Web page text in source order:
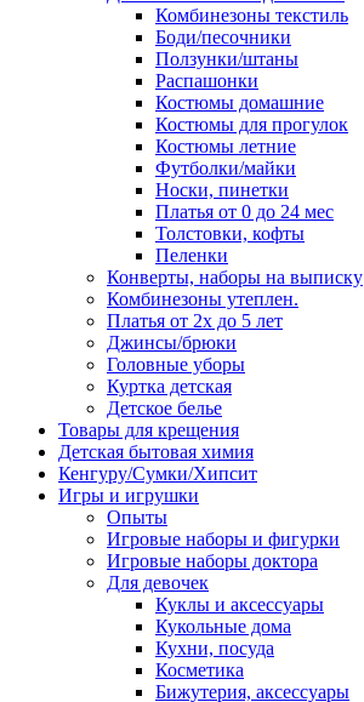
Комбинезоны текстиль
Боди/песочники
Ползунки/штаны
Распашонки
Костюмы домашние
Костюмы для прогулок
Костюмы летние
Футболки/майки
Носки, пинетки
Платья от 0 до 24 мес
Толстовки, кофты
Пеленки
Конверты, наборы на выписку
Комбинезоны утеплен.
Платья от 2х до 5 лет
Джинсы/брюки
Головные уборы
Куртка детская
Детское белье
Товары для крещения
Детская бытовая химия
Кенгуру/Сумки/Хипсит
Игры и игрушки
Опыты
Игровые наборы и фигурки
Игровые наборы доктора
Для девочек
Куклы и аксессуары
Кукольные дома
Кухни, посуда
Косметика
Бижутерия, аксессуары